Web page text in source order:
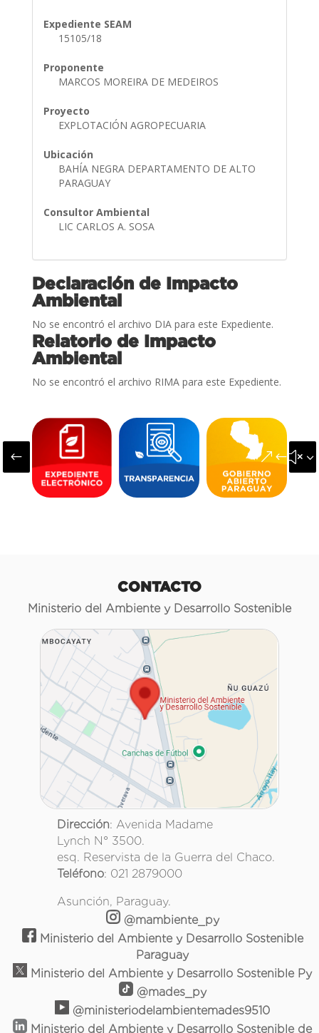
Expediente SEAM
15105/18
Proponente
MARCOS MOREIRA DE MEDEIROS
Proyecto
EXPLOTACIÓN AGROPECUARIA
Ubicación
BAHÍA NEGRA DEPARTAMENTO DE ALTO
PARAGUAY
Consultor Ambiental
LIC CARLOS A. SOSA
Declaración de Impacto
Ambiental
No se encontró el archivo DIA para este Expediente.
Relatorio de Impacto
Ambiental
No se encontró el archivo RIMA para este Expediente.
#
CONTACTO
Ministerio del Ambiente y Desarrollo Sostenible
Dirección: Avenida Madame
Lynch N° 3500.
esq. Reservista de la Guerra del Chaco.
Teléfono: 021 2879000
Asunción, Paraguay.
@mambiente_py
Ministerio del Ambiente y Desarrollo Sostenible
Paraguay
Ministerio del Ambiente y Desarrollo Sostenible Py
@mades_py
@ministeriodelambientemades9510
Ministerio del Ambiente y Desarrollo Sostenible de